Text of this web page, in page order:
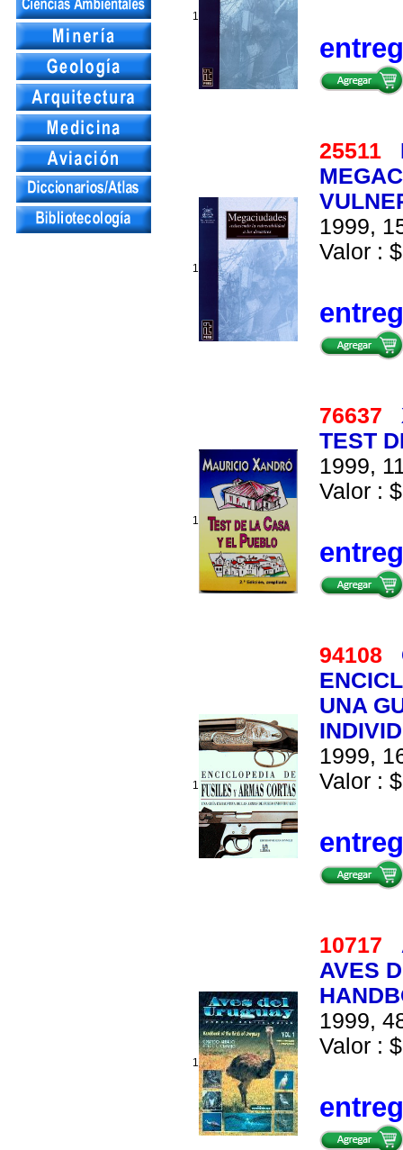
1
1
25511
1999,
Valor :
1
76637
TEST
1999,
Valor :
1
94108
UNA
1999,
Valor :
1
10717
AVES
1999,
Valor :